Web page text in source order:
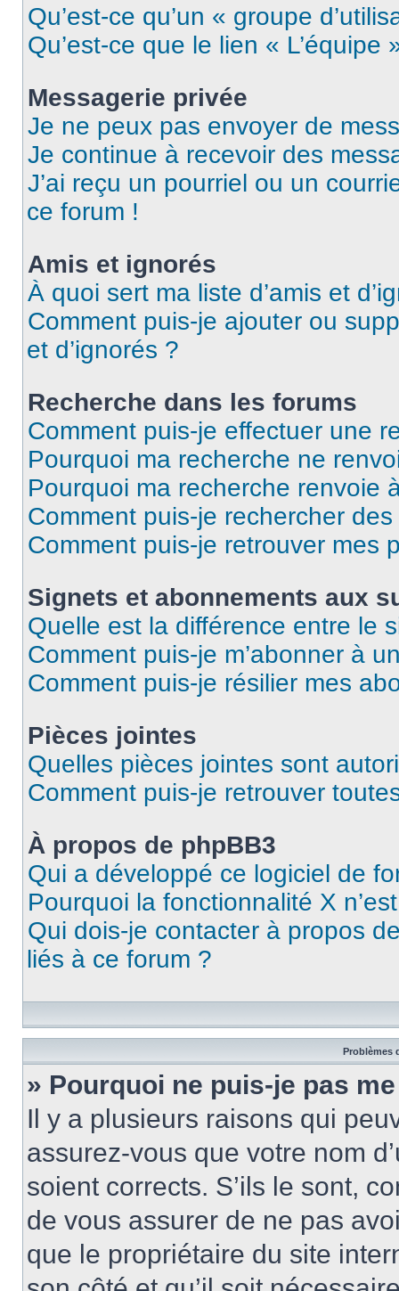
Qu’est-ce qu’un « groupe
Qu’est-ce que le lien « L’équipe
Messagerie privée
Je ne peux pas envoyer de
Je continue à recevoir des
J’ai reçu un pourriel ou un
ce forum !
Amis et ignorés
À quoi sert ma liste d’amis et
Comment puis-je ajouter ou
et d’ignorés ?
Recherche dans les forums
Comment puis-je effectuer une
Pourquoi ma recherche ne
Pourquoi ma recherche renvoie
Comment puis-je rechercher
Comment puis-je retrouver mes
Signets et abonnements aux
Quelle est la différence entre le
Comment puis-je m’abonner à
Comment puis-je résilier mes
Pièces jointes
Quelles pièces jointes sont
Comment puis-je retrouver
À propos de phpBB3
Qui a développé ce logiciel de
Pourquoi la fonctionnalité X
Qui dois-je contacter à propos
liés à ce forum ?
Problèmes
» Pourquoi ne puis-je pas
Il y a plusieurs raisons qui
assurez-vous que votre nom
soient corrects. S’ils le sont,
de vous assurer de ne pas
que le propriétaire du site